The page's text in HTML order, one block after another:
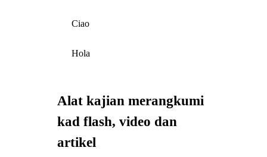
Ciao
Hola
Alat kajian merangkumi
kad flash, video dan
artikel